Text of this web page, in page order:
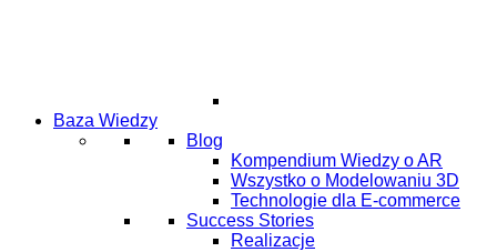
Baza Wiedzy
Blog
Kompendium Wiedzy o AR
Wszystko o Modelowaniu 3D
Technologie dla E-commerce
Success Stories
Realizacje